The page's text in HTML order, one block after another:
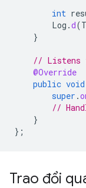
int
Log .d(
}
// Listens
@Override
public void
super .
//
}
};
Trao đổi